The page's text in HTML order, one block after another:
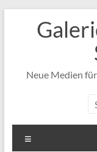
springen
Neue Medien